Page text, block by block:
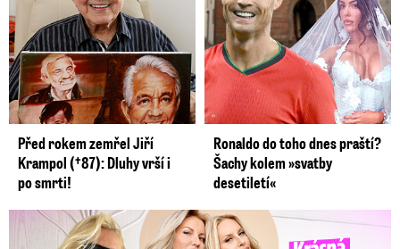
Před rokem zemřel Jiří
Krampol (†87): Dluhy vrší i
po smrti!
Ronaldo do toho dnes praští?
Šachy kolem »svatby
desetiletí«
Krásná sestra Krainové bez emocí: Mám to za pár…